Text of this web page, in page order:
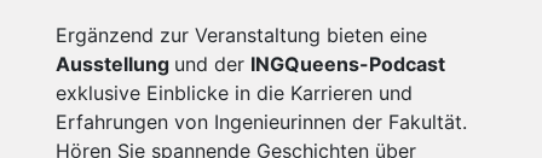
Ergänzend zur Veranstaltung bieten eine
Ausstellung und der INGQueens-Podcast
exklusive Einblicke in die Karrieren und
Erfahrungen von Ingenieurinnen der Fakultät.
Hören Sie spannende Geschichten über